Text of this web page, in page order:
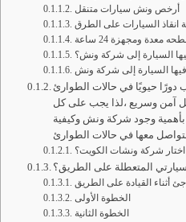
أرخص ونش سيارات متنقل
انقاذ السيارات على الطرق
معدة ومجهزة 24 ساعة
السيارة إلى شركة ونش؟
فيها السيارة إلى شركة ونش
حيويًا في حالات الطوارئ
آمن وسريع ،لذا يجب على كل
وجود شركة ونش وكيفية
معها في حالات الطوارئ
اختار شركة ونشات الكويت؟
المتعطلة على الطريق؟
أثناء القيادة على الطريق
الخطوة الأولى
الخطوة الثانية